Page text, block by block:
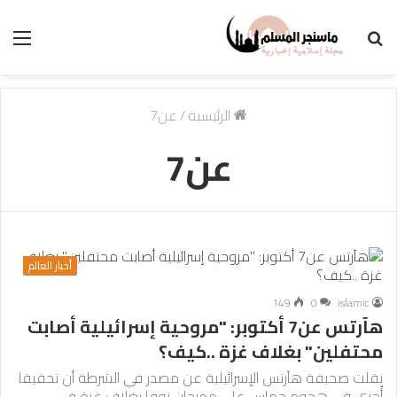
الرئيسية/عن7
عن7
أخبار العالم
islamic
0
149
هآرتس عن7 أكتوبر: "مروحية إسرائيلية أصابت
محتفلين" بغلاف غزة ..كيف؟
نقلت صحيفة هآرتس الإسرائيلية عن مصدر في الشرطة أن تحقيقا